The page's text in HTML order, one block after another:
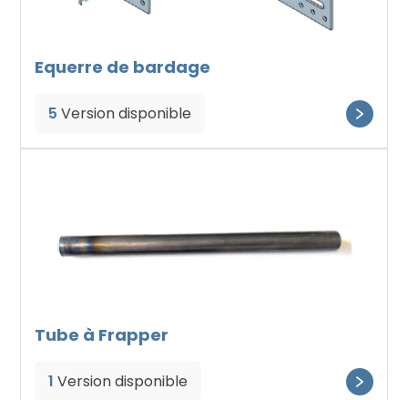
Equerre de bardage
5 Version disponible
Tube à Frapper
1 Version disponible